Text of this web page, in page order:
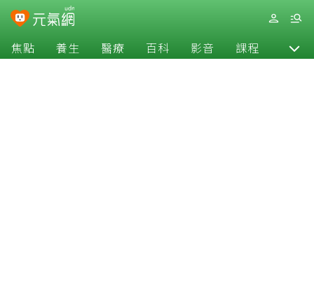
焦點 養生 醫療 百科 影音 課程 退休